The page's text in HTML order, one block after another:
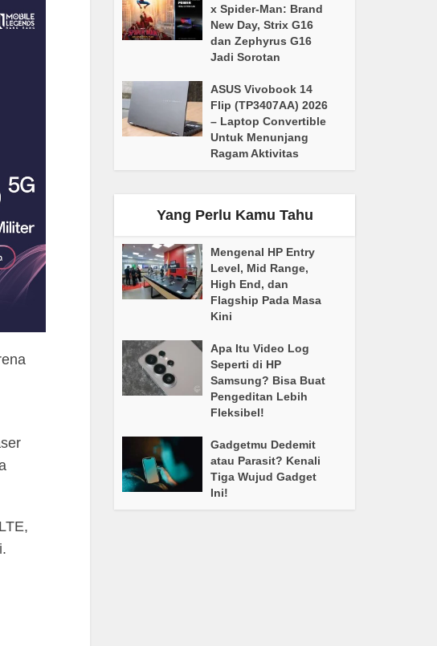
x Spider-Man: Brand
New Day, Strix G16
dan Zephyrus G16
Jadi Sorotan
ASUS Vivobook 14
Flip (TP3407AA) 2026
– Laptop Convertible
Untuk Menunjang
Ragam Aktivitas
Yang Perlu Kamu Tahu
Mengenal HP Entry
Level, Mid Range,
High End, dan
Flagship Pada Masa
Kini
Apa Itu Video Log
Seperti di HP
Samsung? Bisa Buat
Pengeditan Lebih
Fleksibel!
Gadgetmu Dedemit
atau Parasit? Kenali
Tiga Wujud Gadget
Ini!